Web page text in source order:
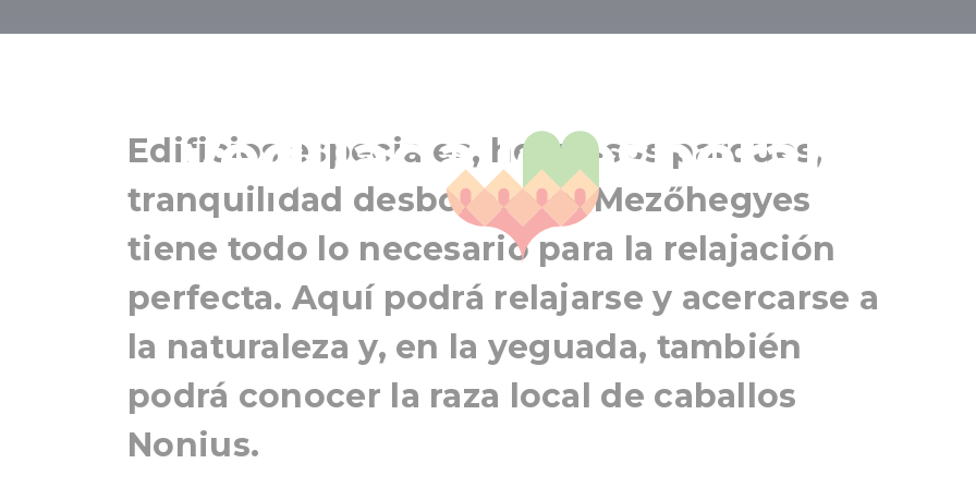
yeguada le esperan.Región de Szeged
Edificios especiales, hermosos parques,
tranquilidad desbordante: Mezőhegyes
tiene todo lo necesario para la relajación
perfecta. Aquí podrá relajarse y acercarse a
la naturaleza y, en la yeguada, también
podrá conocer la raza local de caballos
Nonius.